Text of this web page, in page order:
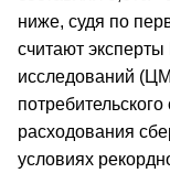
ниже, судя по
считают
исследований
расходования
условиях